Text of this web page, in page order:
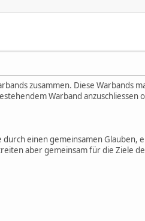
zusammen. Diese
Warband anzuschliessen
einen gemeinsamen Glauben,
aber gemeinsam für die Ziele